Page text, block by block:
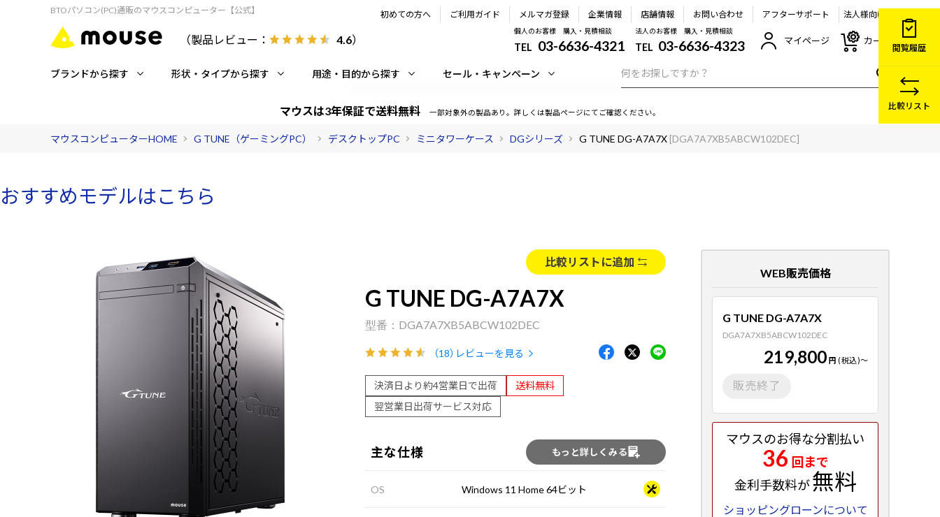
BTOパソコン(PC)通販のマウスコンピューター【公式】
（製品レビュー： 4.6）
初めての方へ ご利用ガイド メルマガ登録 企業情報 店舗情報 お問い合わせ アフターサポート 法人様向け
個人のお客様 購入・見積相談
TEL 03-6636-4321
法人のお客様 購入・見積相談
TEL 03-6636-4323 マイページ カート
ブランドから探す 形状・タイプから探す 用途・目的から探す セール・キャンペーン
マウスは3年保証で送料無料 一部対象外の製品あり。詳しくは製品ページにてご確認ください。
マウスコンピューターHOME G TUNE（ゲーミングPC） デスクトップPC ミニタワーケース DGシリーズ G TUNE DG-A7A7X [DGA7A7XB5ABCW102DEC]
おすすめモデルはこちら
比較リストに追加
G TUNE DG-A7A7X
DGA7A7XB5ABCW102DEC
（18）レビューを見る
決済日より約4営業日で出荷
送料無料
翌営業日出荷サービス対応
主な仕様 もっと詳しくみる
OS Windows 11 Home 64ビット
WEB販売価格
G TUNE DG-A7A7X
DGA7A7XB5ABCW102DEC
219,800 円 (税込)～
販売終了
マウスのお得な分割払い
36 回まで
金利手数料が無料
ショッピングローンについて
閲覧履歴
比較リスト